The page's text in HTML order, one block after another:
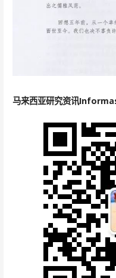
马来西亚研究资讯